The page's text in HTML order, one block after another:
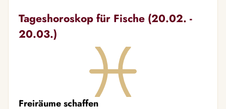
Tageshoroskop für Fische (20.02. -
20.03.)
Freiräume schaffen